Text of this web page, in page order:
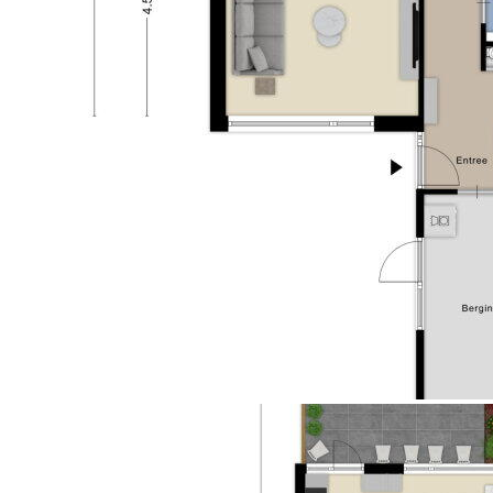
supermarkten, sportvoorzieningen en uitvalswegen
zijn allemaal dichtbij. Ook het openbaar vervoer is
goed geregeld. Binnen enkele minuten fietsen zit je
in het centrum of juist in het groen.
Toelichtingsclausule NEN2580:
De Meetinstructie is gebaseerd op de NEN2580. De
Meetinstructie is bedoeld om een meer eenduidige
manier van meten toe te passen voor het geven van
Meetinstructie sluit verschillen in meetuitkomsten
interpretatieverschillen, afrondingen of beperkingen
Geen garage
Soort parkeergelegenheid Openbaar parkeren, op